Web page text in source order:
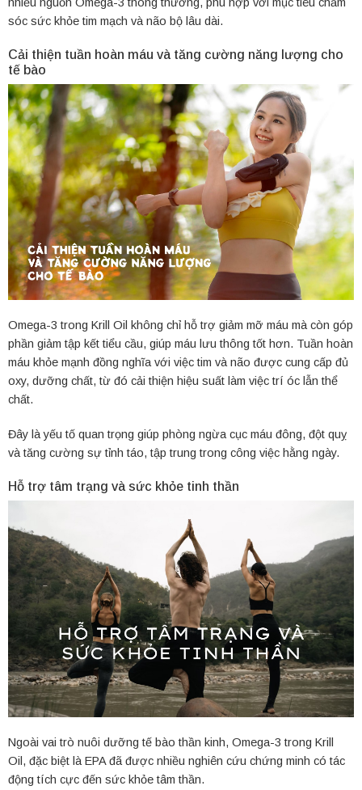
sóc sức khỏe tim mạch và não bộ lâu dài.
Cải thiện tuần hoàn máu và tăng cường năng lượng cho
tế bào
Omega-3 trong Krill Oil không chỉ hỗ trợ giảm mỡ máu mà còn góp
phần giảm tập kết tiểu cầu, giúp máu lưu thông tốt hơn. Tuần hoàn
máu khỏe mạnh đồng nghĩa với việc tim và não được cung cấp đủ
oxy, dưỡng chất, từ đó cải thiện hiệu suất làm việc trí óc lẫn thể
chất.
Đây là yếu tố quan trọng giúp phòng ngừa cục máu đông, đột quỵ
và tăng cường sự tỉnh táo, tập trung trong công việc hằng ngày.
Hỗ trợ tâm trạng và sức khỏe tinh thần
Ngoài vai trò nuôi dưỡng tế bào thần kinh, Omega-3 trong Krill
Oil, đặc biệt là EPA đã được nhiều nghiên cứu chứng minh có tác
động tích cực đến sức khỏe tâm thần.